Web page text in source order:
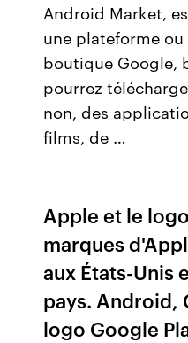
Android Market,
une plateforme ou
boutique Google,
pourrez
non, des
films, de …
Apple et le
marques
aux États-Unis
pays. Android,
logo Google